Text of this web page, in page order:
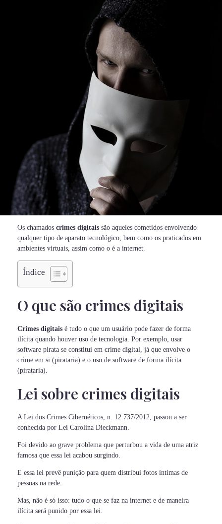
Os chamados crimes digitais são aqueles cometidos envolvendo
qualquer tipo de aparato tecnológico, bem como os praticados em
ambientes virtuais, assim como o é a internet.
Índice
O que são crimes digitais
Crimes digitais é tudo o que um usuário pode fazer de forma
ilícita quando houver uso de tecnologia. Por exemplo, usar
software pirata se constitui em crime digital, já que envolve o
crime em si (pirataria) e o uso de software de forma ilícita
(pirataria).
Lei sobre crimes digitais
A Lei dos Crimes Cibernéticos, n. 12.737/2012, passou a ser
conhecida por Lei Carolina Dieckmann.
Foi devido ao grave problema que perturbou a vida de uma atriz
famosa que essa lei acabou surgindo.
E essa lei prevê punição para quem distribui fotos íntimas de
pessoas na rede.
Mas, não é só isso: tudo o que se faz na internet e de maneira
ilícita será punido por essa lei.